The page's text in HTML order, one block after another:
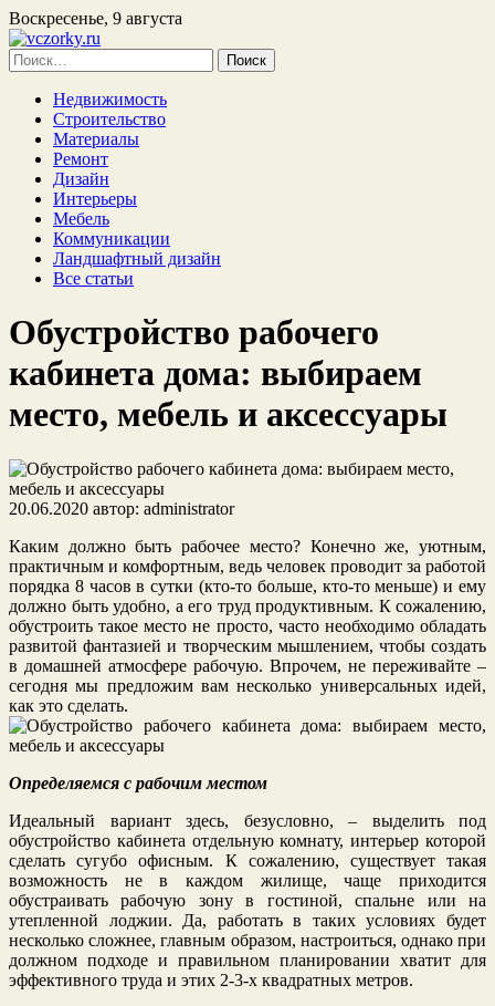
Воскресенье, 9 августа
Найти:
Недвижимость
Строительство
Материалы
Ремонт
Дизайн
Интерьеры
Мебель
Коммуникации
Ландшафтный дизайн
Все статьи
Обустройство рабочего
кабинета дома: выбираем
место, мебель и аксессуары
20.06.2020 автор: administrator
Каким должно быть рабочее место? Конечно же, уютным,
практичным и комфортным, ведь человек проводит за работой
порядка 8 часов в сутки (кто-то больше, кто-то меньше) и ему
должно быть удобно, а его труд продуктивным. К сожалению,
обустроить такое место не просто, часто необходимо обладать
развитой фантазией и творческим мышлением, чтобы создать
в домашней атмосфере рабочую. Впрочем, не переживайте –
сегодня мы предложим вам несколько универсальных идей,
как это сделать.
Определяемся с рабочим местом
Идеальный вариант здесь, безусловно, – выделить под
обустройство кабинета отдельную комнату, интерьер которой
сделать сугубо офисным. К сожалению, существует такая
возможность не в каждом жилище, чаще приходится
обустраивать рабочую зону в гостиной, спальне или на
утепленной лоджии. Да, работать в таких условиях будет
несколько сложнее, главным образом, настроиться, однако при
должном подходе и правильном планировании хватит для
эффективного труда и этих 2-3-х квадратных метров.